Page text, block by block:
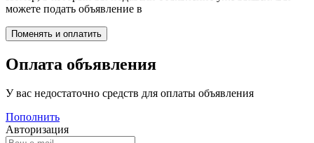
можете подать объявление в
Оплата объявления
У вас недостаточно средств для оплаты объявления
Пополнить
Авторизация